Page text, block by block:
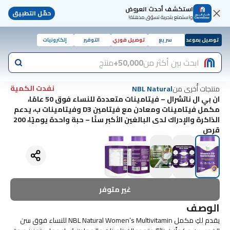
استكشف أحدث العروض
واستمتع بتجربة تسوّق مذهلة! حمّل التطبيق
توصيل بموعد سريع توصيل فوري التوفير إلكترونيات
ابحث بين أكثر من50,000+ منتج
منتجات أُخرى منNBL Natural
نفدت الكمية
ان بي ال ناتشرال – فيتامينات متعددة للنساء فوق 50 عامًا،
مكمل فيتامينات ومعادن مع فيتامين D3 وفيتامينات ب، يدعم
الذاكرة والإدراك لدى البالغين الأكبر سنًا – حبة واحدة يوميًا، 200
قرص
غير متوفر
الوصف
يقدم لكِ مكمل NBL Natural Women’s Multivitamin للنساء فوق سن